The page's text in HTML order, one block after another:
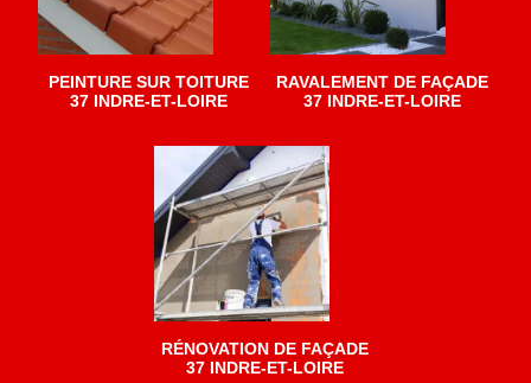
PEINTURE SUR TOITURE
37 INDRE-ET-LOIRE
RAVALEMENT DE FAÇADE
37 INDRE-ET-LOIRE
RÉNOVATION DE FAÇADE
37 INDRE-ET-LOIRE